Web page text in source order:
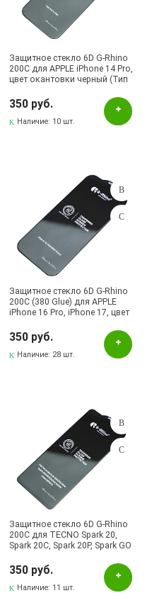
Красный
Прозрачный
Рисунок
Розовый
Серебристый
Фиолетовый
Чёрный
Черный
Бренд
Brauffen
G-Rhino
GERLAX
KINGKONG
NoName
Remax
TOFURA
VEASON
W'ELEMENT
Защитное стекло 6D G-Rhino
200C для APPLE iPhone 14 Pro,
цвет окантовки черный (Тип
350 руб.
Наличие: 10 шт.
Защитное стекло 6D G-Rhino
200C (380 Glue) для APPLE
iPhone 16 Pro, iPhone 17, цвет
350 руб.
Наличие: 28 шт.
Защитное стекло 6D G-Rhino
200C для TECNO Spark 20,
Spark 20C, Spark 20P, Spark GO
Hot 40i, Smart 8 Plus, цвет
окантовки черный (Тип 1)
350 руб.
Наличие: 11 шт.